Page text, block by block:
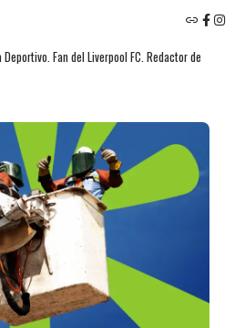
Fan del Liverpool FC. Redactor de